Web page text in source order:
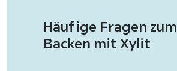
Häufige Fragen zum
Backen mit Xylit